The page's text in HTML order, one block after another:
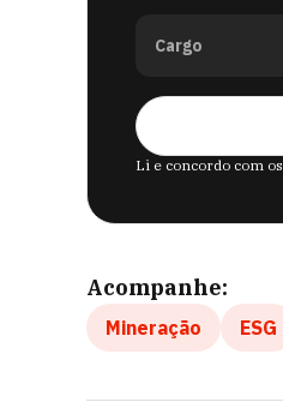
Li e concordo com os
Acompanhe:
Mineração ESG